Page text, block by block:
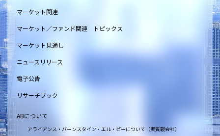
マーケット関連
マーケット／ファンド関連 トピックス
マーケット見通し
ニュースリリース
電子公告
リサーチブック
ABについて
アライアンス・バーンスタイン・エル・ピーについて（実質親会社）